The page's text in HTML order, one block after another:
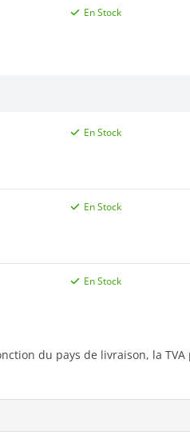
En Stock
En Stock
En Stock
En Stock
du pays de livraison, la